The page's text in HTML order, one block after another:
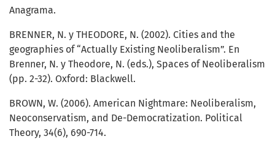
Anagrama.
BRENNER, N. y THEODORE, N. (2002). Cities and the
geographies of “Actually Existing Neoliberalism”. En
Brenner, N. y Theodore, N. (eds.), Spaces of Neoliberalism
(pp. 2-32). Oxford: Blackwell.
BROWN, W. (2006). American Nightmare: Neoliberalism,
Neoconservatism, and De-Democratization. Political
Theory, 34(6), 690-714.